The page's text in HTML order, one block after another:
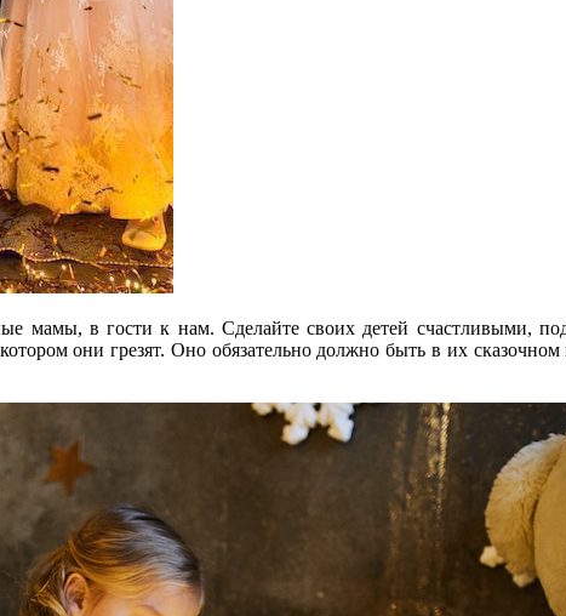
мамы, в гости к нам. Сделайте своих детей счастливыми,
они грезят. Оно обязательно должно быть в их